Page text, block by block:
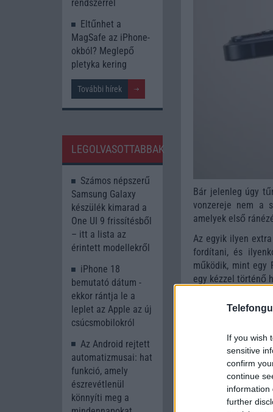
If you wish
sensitive
confirm
continue
information
further
Bár jelenleg úgy
vonzereje nem a
amelyek első
Az egyik ilyen
fordítani, és
működik, mint egy
egy kézzel történő
rendszerrel
Eltűnhet a
MagSafe az iPhone-
okból? Meglepő
pletyka kering
További hírek
LEGOLVASOTTABBAK
Számos népszerű
Samsung Galaxy
készülék kimarad a
One UI 9 frissítésből
– itt a lista az
érintett modellekről
iPhone 18
bemutató dátum -
ekkor rántja le a
leplet az Apple az új
csúcsmobilokról
Az Android rejtett
automatizmusai: hat
funkció, amely
észrevétlenül
könnyíti meg a